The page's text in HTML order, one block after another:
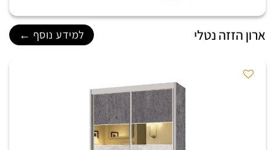
ארון הזזה נטלי למידע נוסף ←